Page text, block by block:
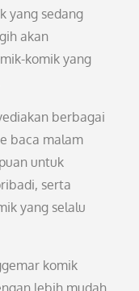
yang sedang
akan
komik yang
berbagai
baca malam
untuk
serta
yang selalu
komik
lebih mudah